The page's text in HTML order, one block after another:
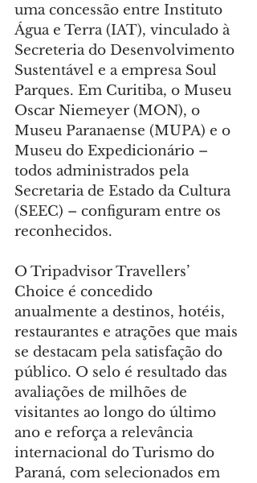
uma concessão entre Instituto
Água e Terra (IAT), vinculado à
Secreteria do Desenvolvimento
Sustentável e a empresa Soul
Parques. Em Curitiba, o Museu
Oscar Niemeyer (MON), o
Museu Paranaense (MUPA) e o
Museu do Expedicionário –
todos administrados pela
Secretaria de Estado da Cultura
(SEEC) – configuram entre os
reconhecidos.
O Tripadvisor Travellers’
Choice é concedido
anualmente a destinos, hotéis,
restaurantes e atrações que mais
se destacam pela satisfação do
público. O selo é resultado das
avaliações de milhões de
visitantes ao longo do último
ano e reforça a relevância
internacional do Turismo do
Paraná, com selecionados em